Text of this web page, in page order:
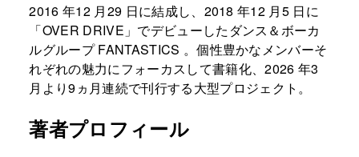
2016 年12 月29 日に結成し、2018 年12 月5 日に
「OVER DRIVE」でデビューしたダンス＆ボーカ
ルグループ FANTASTICS 。個性豊かなメンバーそ
れぞれの魅力にフォーカスして書籍化、2026 年3
月より9ヵ月連続で刊行する大型プロジェクト。
著者プロフィール